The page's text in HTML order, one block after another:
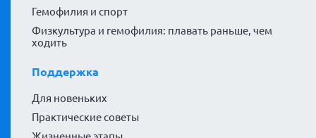
Гемофилия и спорт
Физкультура и гемофилия: плавать раньше, чем
ходить
Поддержка
Для новеньких
Практические советы